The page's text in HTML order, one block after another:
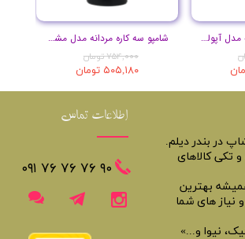
شامپو سه کاره مردانه مدل مشکی حجم 400 میل
۷۵۴,۰۰۰ تومان
۵۰۵,۱۸۰ تومان
شامپو سه کاره مردانه مدل آپولو حجم 400 میل
در بندر دیلم.
تکی کالاهای
بهترین
و نیاز های شما
نیوا و...»
اطلاعات تماس
​​٩٠ ٧۶ ٧۶ ٧۶ ٠٩١